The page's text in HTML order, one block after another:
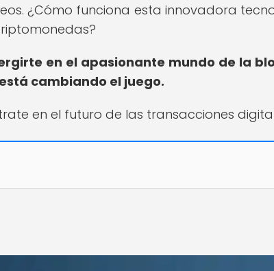
¿Cómo funciona esta innovadora
en el apasionante mundo de la
cambiando el juego.
en el futuro de las transacciones